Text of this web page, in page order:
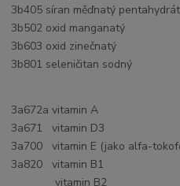
3b405 síran měďnatý pentahydrát
3b502 oxid manganatý
3b603 oxid zinečnatý
3b801 seleničitan sodný
3a672a vitamin A
3a671 vitamin D3
3a700 vitamin E (jako alfa-
3a820 vitamin B1
vitamin B2